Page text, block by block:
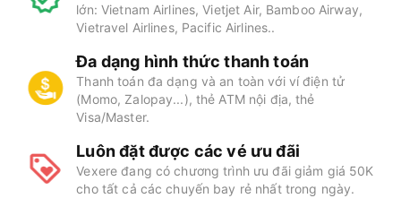
lớn: Vietnam Airlines, Vietjet Air, Bamboo Airway,
Vietravel Airlines, Pacific Airlines..
Đa dạng hình thức thanh toán
Thanh toán đa dạng và an toàn với ví điện tử
(Momo, Zalopay...), thẻ ATM nội địa, thẻ
Visa/Master.
Luôn đặt được các vé ưu đãi
Vexere đang có chương trình ưu đãi giảm giá 50K
cho tất cả các chuyến bay rẻ nhất trong ngày.